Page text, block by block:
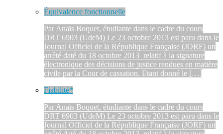
Équivalence fonctionnelle
Par Anaïs Boquet, étudiante dans le cadre du cours
DRT 6903 (UdeM) Le 23 octobre 2013 est paru dans le
Journal Officiel de la République Française (JORF) un
arrêté daté du 18 octobre 2013 relatif à la signature
électronique des décisions de justice rendues en matière
civile par la Cour de cassation. Etant donné le […]
Fiabilité*
Par Anaïs Boquet, étudiante dans le cadre du cours
DRT 6903 (UdeM) Le 23 octobre 2013 est paru dans le
Journal Officiel de la République Française (JORF) un